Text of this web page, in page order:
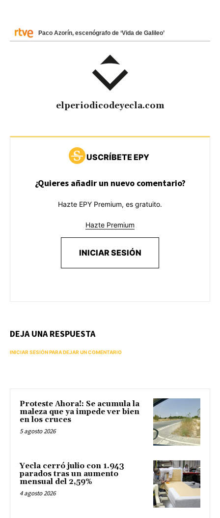
Paco Azorín, escenógrafo de ‘Vida de Galileo’
elperiodicodeyecla.com
USCRÍBETE EPY
¿Quieres añadir un nuevo comentario?
Hazte EPY Premium, es gratuito.
Hazte Premium
INICIAR SESIÓN
DEJA UNA RESPUESTA
INICIAR SESIÓN PARA DEJAR UN COMENTARIO
Proteste Ahora!: Se acumula la
maleza que ya impede ver bien
en los cruces
5 agosto 2026
Yecla cerró julio con 1.943
parados tras un aumento
mensual del 2,59%
4 agosto 2026